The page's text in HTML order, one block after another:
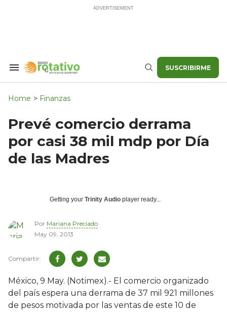
Search
Navigation
Buscar SUSCRIBIRME
Home > Finanzas
Prevé comercio derrama
por casi 38 mil mdp por Día
de las Madres
Getting your Trinity Audio player ready...
Por Mariana Preciado
May 09, 2013
México, 9 May. (Notimex).- El comercio organizado
del país espera una derrama de 37 mil 921 millones
de pesos motivada por las ventas de este 10 de